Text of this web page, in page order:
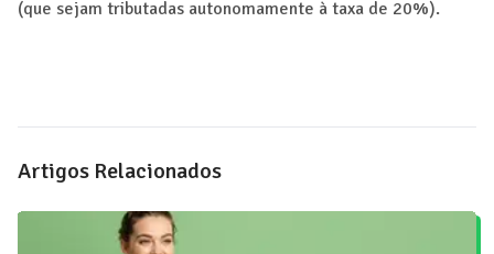
(que sejam tributadas autonomamente à taxa de 20%).
Artigos Relacionados